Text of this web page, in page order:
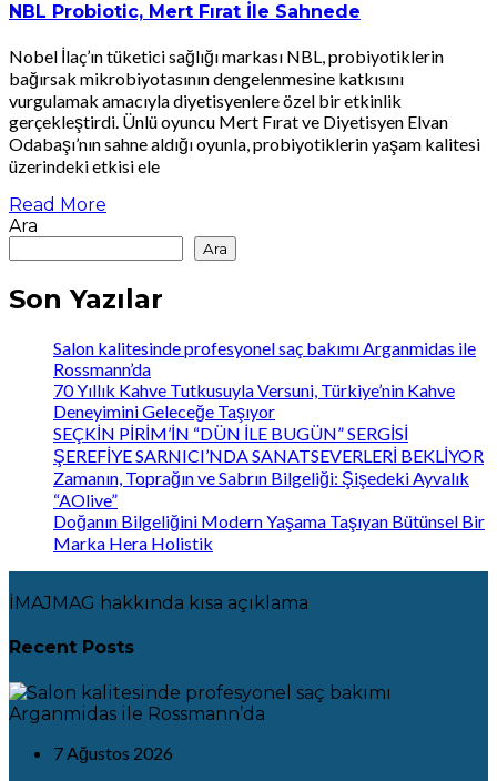
NBL Probiotic, Mert Fırat İle Sahnede
Nobel İlaç’ın tüketici sağlığı markası NBL, probiyotiklerin
bağırsak mikrobiyotasının dengelenmesine katkısını
vurgulamak amacıyla diyetisyenlere özel bir etkinlik
gerçekleştirdi. Ünlü oyuncu Mert Fırat ve Diyetisyen Elvan
Odabaşı’nın sahne aldığı oyunla, probiyotiklerin yaşam kalitesi
üzerindeki etkisi ele
Read More
Ara
Ara
Son Yazılar
Salon kalitesinde profesyonel saç bakımı Arganmidas ile
Rossmann’da
70 Yıllık Kahve Tutkusuyla Versuni, Türkiye’nin Kahve
Deneyimini Geleceğe Taşıyor
SEÇKİN PİRİM’İN “DÜN İLE BUGÜN” SERGİSİ
ŞEREFİYE SARNICI’NDA SANATSEVERLERİ BEKLİYOR
Zamanın, Toprağın ve Sabrın Bilgeliği: Şişedeki Ayvalık
“AOlive”
Doğanın Bilgeliğini Modern Yaşama Taşıyan Bütünsel Bir
Marka Hera Holistik
İMAJMAG hakkında kısa açıklama
Recent Posts
7 Ağustos 2026